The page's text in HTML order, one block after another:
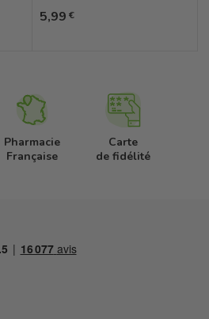
Prix
5,99 €
Pharmacie
Française
Carte
de fidélité